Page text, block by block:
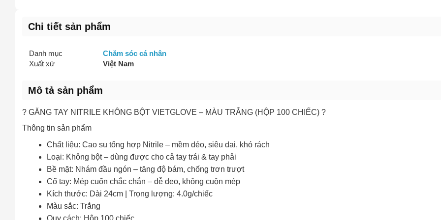
Chi tiết sản phẩm
Danh mục
Chăm sóc cá nhân
Xuất xứ
Việt Nam
Mô tả sản phẩm
? GĂNG TAY NITRILE KHÔNG BỘT VIETGLOVE – MÀU TRẮNG (HỘP 100 CHIẾC) ?
Thông tin sản phẩm
Chất liệu: Cao su tổng hợp Nitrile – mềm dẻo, siêu dai, khó rách
Loại: Không bột – dùng được cho cả tay trái & tay phải
Bề mặt: Nhám đầu ngón – tăng độ bám, chống trơn trượt
Cổ tay: Mép cuốn chắc chắn – dễ đeo, không cuộn mép
Kích thước: Dài 24cm | Trọng lượng: 4.0g/chiếc
Màu sắc: Trắng
Quy cách: Hộp 100 chiếc